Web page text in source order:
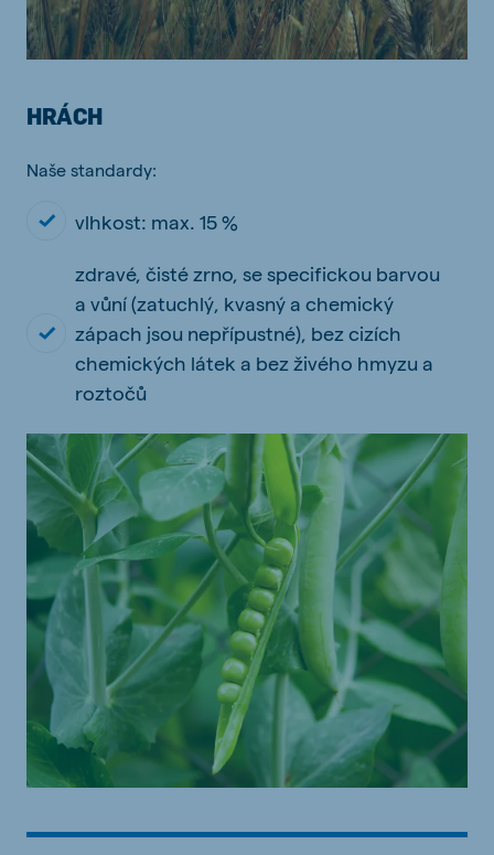
HRÁCH
Naše standardy:
vlhkost: max. 15 %
zdravé, čisté zrno, se specifickou barvou
a vůní (zatuchlý, kvasný a chemický
zápach jsou nepřípustné), bez cizích
chemických látek a bez živého hmyzu a
roztočů